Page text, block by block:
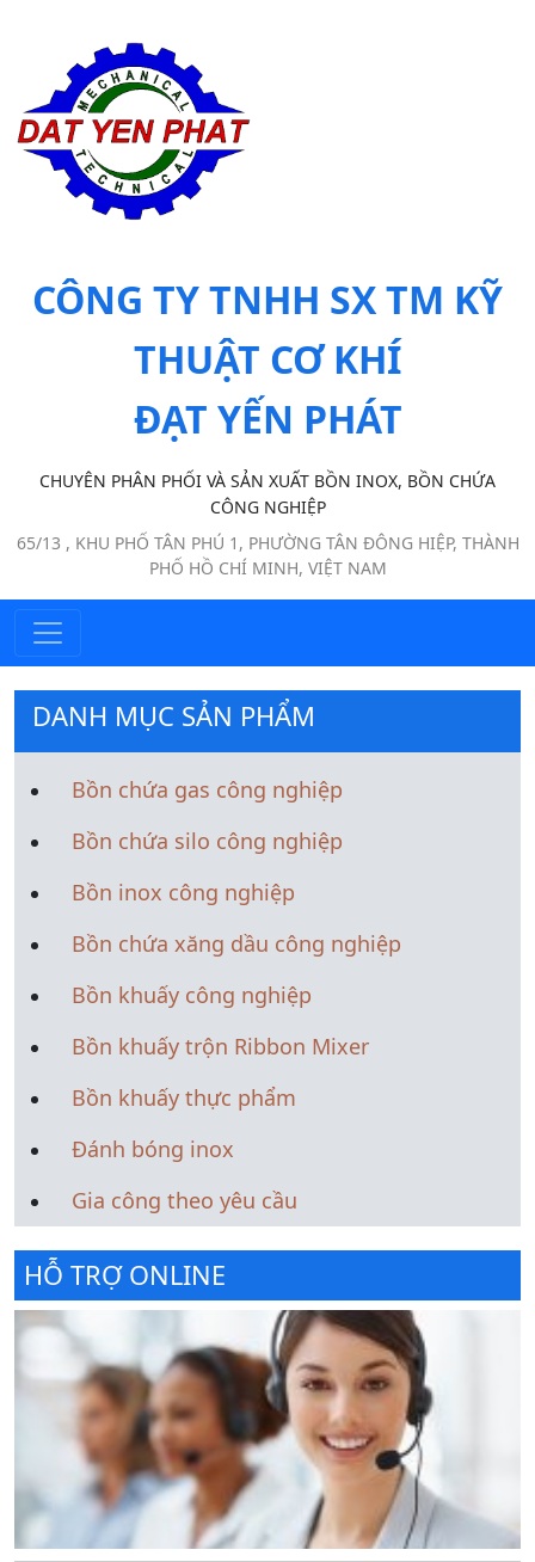
CÔNG TY TNHH SX TM KỸ
THUẬT CƠ KHÍ
ĐẠT YẾN PHÁT
CHUYÊN PHÂN PHỐI VÀ SẢN XUẤT BỒN INOX, BỒN CHỨA
CÔNG NGHIỆP
65/13 , KHU PHỐ TÂN PHÚ 1, PHƯỜNG TÂN ĐÔNG HIỆP, THÀNH
PHỐ HỒ CHÍ MINH, VIỆT NAM
DANH MỤC SẢN PHẨM
Bồn chứa gas công nghiệp
Bồn chứa silo công nghiệp
Bồn inox công nghiệp
Bồn chứa xăng dầu công nghiệp
Bồn khuấy công nghiệp
Bồn khuấy trộn Ribbon Mixer
Bồn khuấy thực phẩm
Đánh bóng inox
Gia công theo yêu cầu
HỖ TRỢ ONLINE